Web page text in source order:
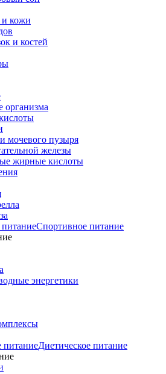
и кожи
и костей
организма
мочевого пузыря
железы
жирные кислоты
Спортивное питание
энергетики
Диетическое питание